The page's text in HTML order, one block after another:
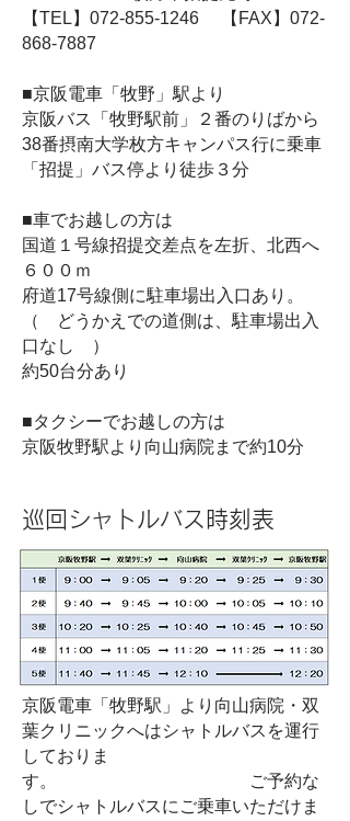
【TEL】072-855-1246 【FAX】072-
868-7887
■京阪電車「牧野」駅より
京阪バス「牧野駅前」２番のりばから
38番摂南大学枚方キャンパス行に乗車
「招提」バス停より徒歩３分
■車でお越しの方は
国道１号線招提交差点を左折、北西へ
６００ｍ
府道17号線側に駐車場出入口あり。
（ どうかえでの道側は、駐車場出入
口なし ）
約50台分あり
■タクシーでお越しの方は
京阪牧野駅より向山病院まで約10分
巡回シャトルバス時刻表
京阪電車「牧野駅」より向山病院・双
葉クリニックへはシャトルバスを運行
しておりま
す。 ご予約な
しでシャトルバスにご乗車いただけま